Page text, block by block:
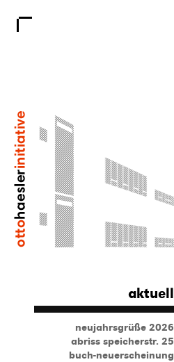
aktuell
neujahrsgrüße 2026
abriss speicherstr. 25
buch-neuerscheinung